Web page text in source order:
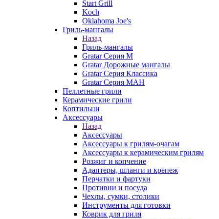
Start Grill
Koch
Oklahoma Joe's
Гриль-мангалы
Назад
Гриль-мангалы
Gratar Серия M
Gratar Дорожные мангалы
Gratar Серия Классика
Gratar Серия МАН
Пеллетные грили
Керамические грили
Коптильни
Аксессуары
Назад
Аксессуары
Аксессуары к грилям-очагам
Аксессуары к керамическим грилям
Розжиг и копчение
Адаптеры, шланги и крепеж
Перчатки и фартуки
Противни и посуда
Чехлы, сумки, столики
Инструменты для готовки
Коврик для гриля